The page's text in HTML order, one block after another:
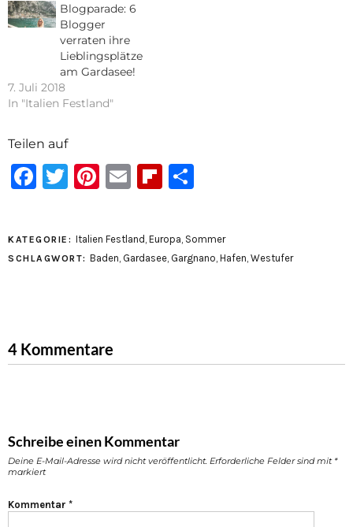
Blogparade: 6
Blogger
verraten ihre
Lieblingsplätze
am Gardasee!
7. Juli 2018
In "Italien Festland"
Teilen auf
Facebook
Twitter
Pinterest
EmailFlipboard
KATEGORIE: Italien Festland Europa Sommer
SCHLAGWORT: Baden Gardasee Gargnano Hafen Westufer
4 Kommentare
Schreibe einen Kommentar
Deine E-Mail-Adresse wird nicht veröffentlicht. Erforderliche Felder sind mit *
markiert
Kommentar *